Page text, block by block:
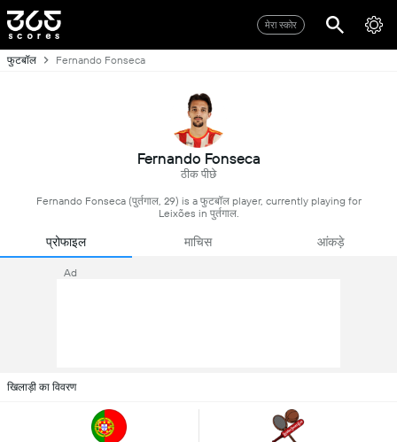
मेरा स्कोर
फुटबॉल Fernando Fonseca
Fernando Fonseca
ठीक पीछे
Fernando Fonseca (पुर्तगाल, 29) is a फुटबॉल player, currently playing for
Leixões in पुर्तगाल.
प्रोफाइल माचिस आंकड़े
Ad
खिलाड़ी का विवरण